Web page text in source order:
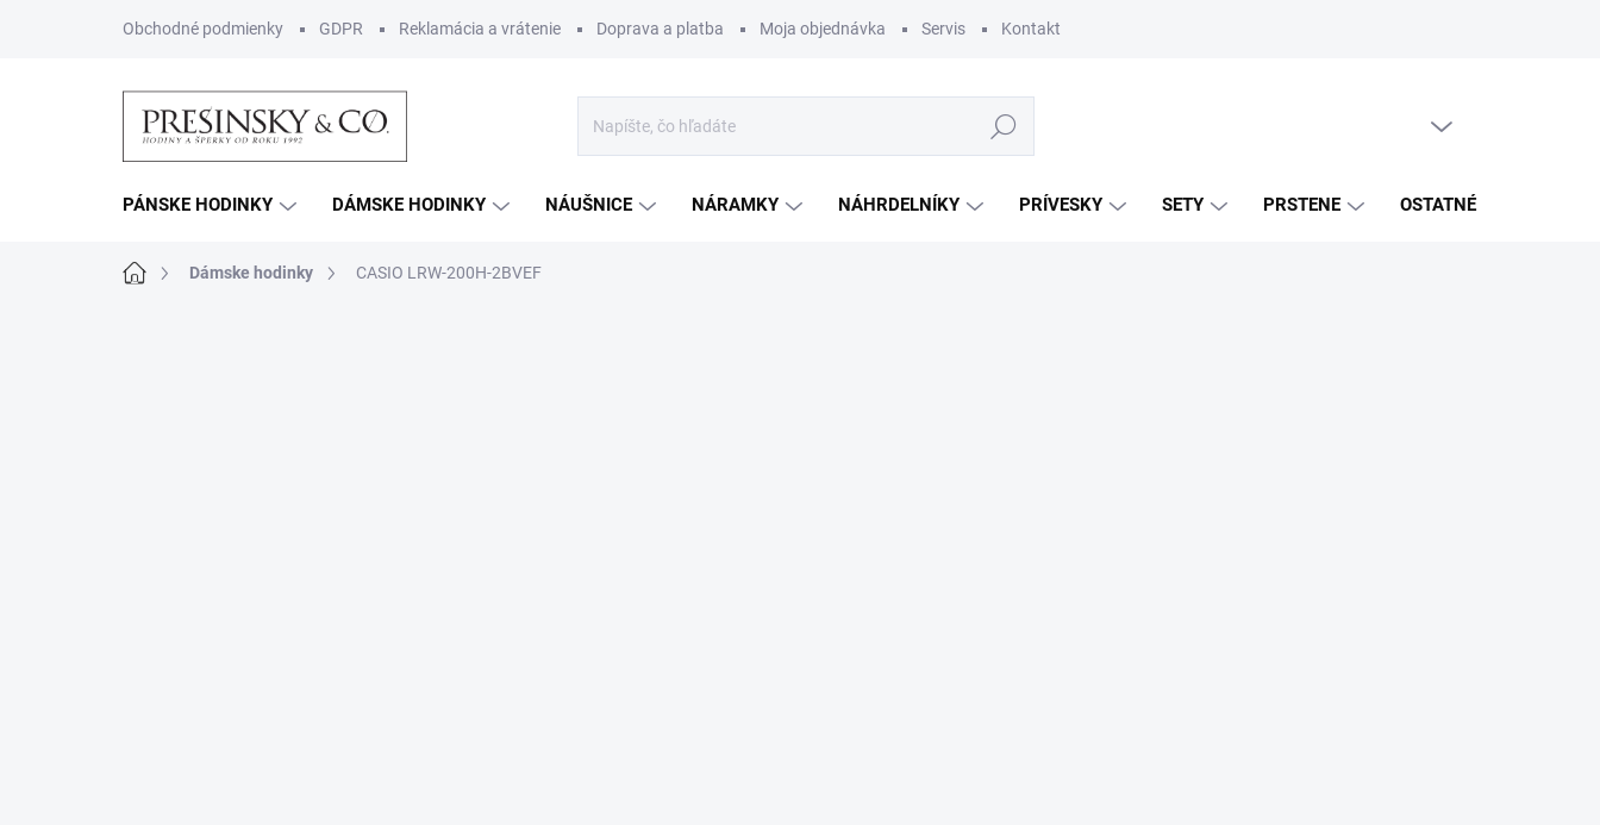
Obchodné podmienky GDPR Reklamácia a vrátenie Doprava a platba Moja objednávka Servis Kontakt
Hľadať
PÁNSKE HODINKY DÁMSKE HODINKY NÁUŠNICE NÁRAMKY NÁHRDELNÍKY PRÍVESKY SETY PRSTENE OSTATNÉ
DomovDámske hodinky CASIO LRW-200H-2BVEF